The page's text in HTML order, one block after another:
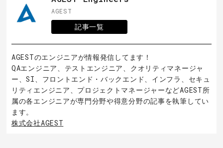
AGEST
記事一覧
AGESTのエンジニアが情報発信してます！
QAエンジニア、テストエンジニア、クオリティマネージャ
ー、SI、フロントエンド・バックエンド、インフラ、セキュ
リティエンジニア、プロジェクトマネージャーなどAGEST所
属の各エンジニアが専門分野や得意分野の記事を執筆してい
ます。
株式会社AGEST